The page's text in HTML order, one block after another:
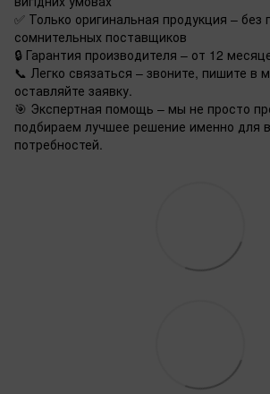
✅ Только оригинальная продукция – без
сомнительных поставщиков
🔒 Гарантия производителя – от 12
📞 Легко связаться – звоните, пишите в
оставляйте заявку.
🎯 Экспертная помощь – мы не просто
подбираем лучшее решение именно для
потребностей.